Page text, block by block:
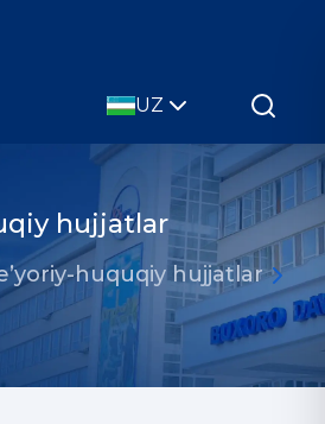
UZ
hujjatlar
huquqiy hujjatlar